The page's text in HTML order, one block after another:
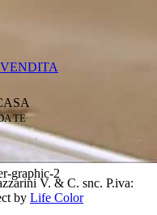
graphic-2
TE
V. & C. snc. P.iva:
by Life Color